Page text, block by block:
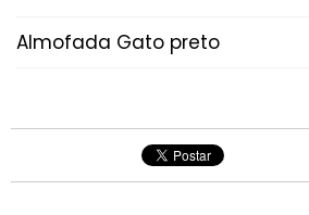
Almofada Gato preto